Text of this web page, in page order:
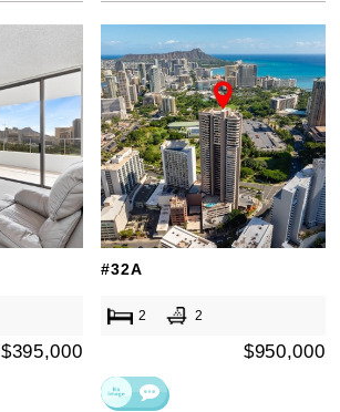
$395,000
#32A
2 2
$950,000